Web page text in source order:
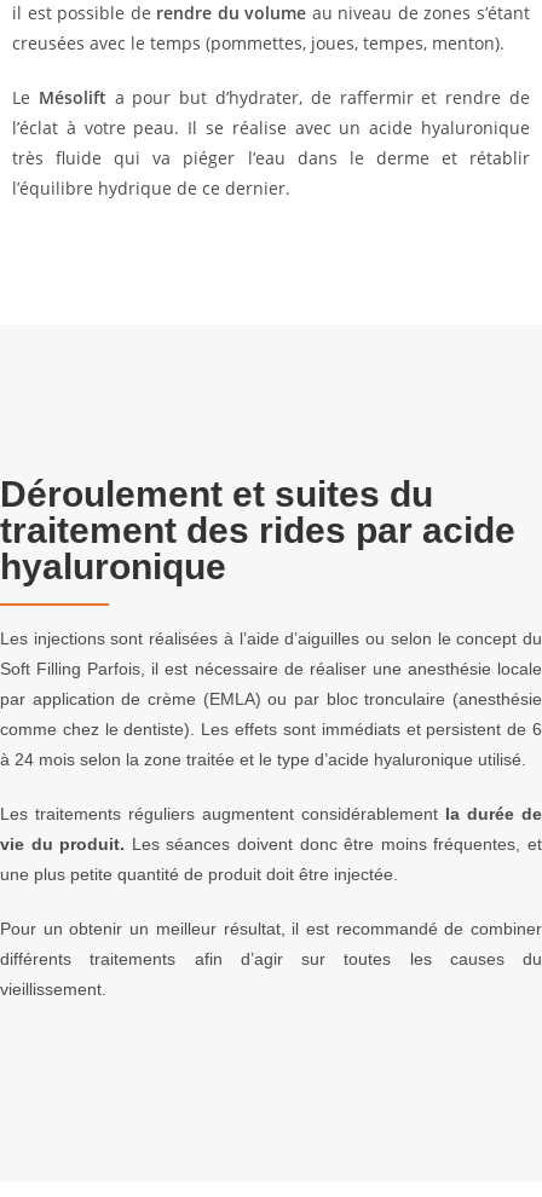
il est possible de rendre du volume au niveau de zones s’étant
creusées avec le temps (pommettes, joues, tempes, menton).
Le Mésolift a pour but d’hydrater, de raffermir et rendre de
l’éclat à votre peau. Il se réalise avec un acide hyaluronique
très fluide qui va piéger l’eau dans le derme et rétablir
l’équilibre hydrique de ce dernier.
Déroulement et suites du
traitement des rides par acide
hyaluronique
Les injections sont réalisées à l’aide d’aiguilles ou selon le concept du
Soft Filling Parfois, il est nécessaire de réaliser une anesthésie locale
par application de crème (EMLA) ou par bloc tronculaire (anesthésie
comme chez le dentiste). Les effets sont immédiats et persistent de 6
à 24 mois selon la zone traitée et le type d’acide hyaluronique utilisé.
Les traitements réguliers augmentent considérablement la durée de
vie du produit. Les séances doivent donc être moins fréquentes, et
une plus petite quantité de produit doit être injectée.
Pour un obtenir un meilleur résultat, il est recommandé de combiner
différents traitements afin d’agir sur toutes les causes du
vieillissement.